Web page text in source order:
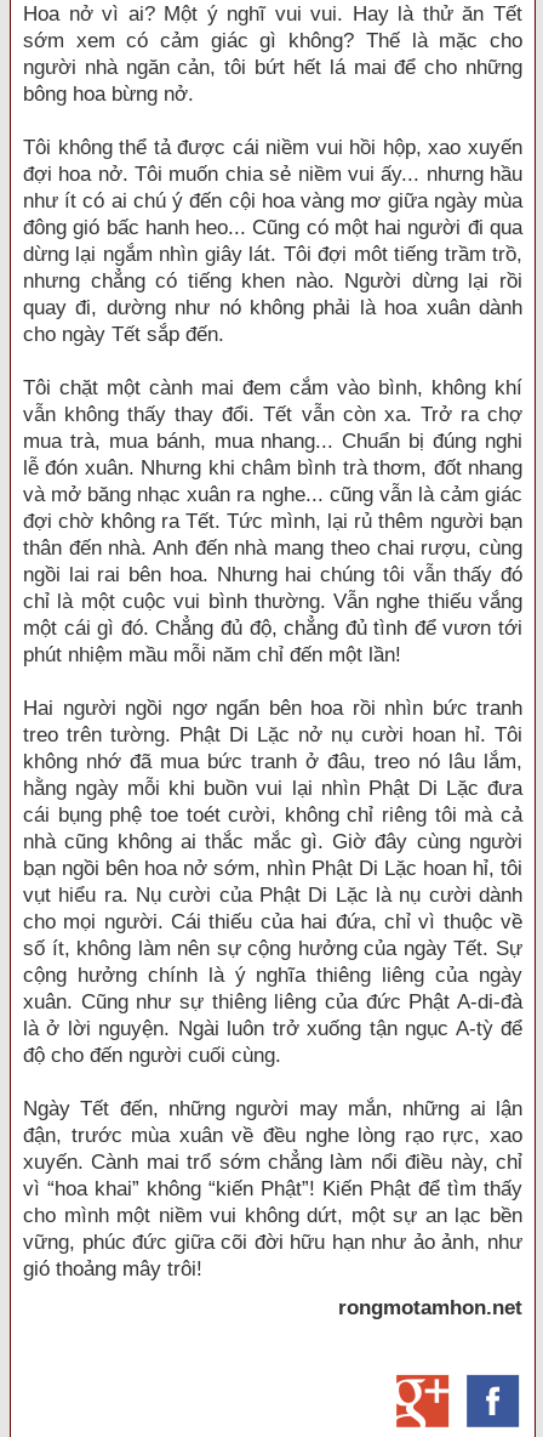
Hoa nở vì ai? Một ý nghĩ vui vui. Hay là thử ăn Tết
sớm xem có cảm giác gì không? Thế là mặc cho
người nhà ngăn cản, tôi bứt hết lá mai để cho những
bông hoa bừng nở.
Tôi không thể tả được cái niềm vui hồi hộp, xao xuyến
đợi hoa nở. Tôi muốn chia sẻ niềm vui ấy... nhưng hầu
như ít có ai chú ý đến cội hoa vàng mơ giữa ngày mùa
đông gió bấc hanh heo... Cũng có một hai người đi qua
dừng lại ngắm nhìn giây lát. Tôi đợi môt tiếng trầm trồ,
nhưng chẳng có tiếng khen nào. Người dừng lại rồi
quay đi, dường như nó không phải là hoa xuân dành
cho ngày Tết sắp đến.
Tôi chặt một cành mai đem cắm vào bình, không khí
vẫn không thấy thay đổi. Tết vẫn còn xa. Trở ra chợ
mua trà, mua bánh, mua nhang... Chuẩn bị đúng nghi
lễ đón xuân. Nhưng khi châm bình trà thơm, đốt nhang
và mở băng nhạc xuân ra nghe... cũng vẫn là cảm giác
đợi chờ không ra Tết. Tức mình, lại rủ thêm người bạn
thân đến nhà. Anh đến nhà mang theo chai rượu, cùng
ngồi lai rai bên hoa. Nhưng hai chúng tôi vẫn thấy đó
chỉ là một cuộc vui bình thường. Vẫn nghe thiếu vắng
một cái gì đó. Chẳng đủ độ, chẳng đủ tình để vươn tới
phút nhiệm mầu mỗi năm chỉ đến một lần!
Hai người ngồi ngơ ngẩn bên hoa rồi nhìn bức tranh
treo trên tường. Phật Di Lặc nở nụ cười hoan hỉ. Tôi
không nhớ đã mua bức tranh ở đâu, treo nó lâu lắm,
hằng ngày mỗi khi buồn vui lại nhìn Phật Di Lặc đưa
cái bụng phệ toe toét cười, không chỉ riêng tôi mà cả
nhà cũng không ai thắc mắc gì. Giờ đây cùng người
bạn ngồi bên hoa nở sớm, nhìn Phật Di Lặc hoan hỉ, tôi
vụt hiểu ra. Nụ cười của Phật Di Lặc là nụ cười dành
cho mọi người. Cái thiếu của hai đứa, chỉ vì thuộc về
số ít, không làm nên sự cộng hưởng của ngày Tết. Sự
cộng hưởng chính là ý nghĩa thiêng liêng của ngày
xuân. Cũng như sự thiêng liêng của đức Phật A-di-đà
là ở lời nguyện. Ngài luôn trở xuống tận ngục A-tỳ để
độ cho đến người cuối cùng.
Ngày Tết đến, những người may mắn, những ai lận
đận, trước mùa xuân về đều nghe lòng rạo rực, xao
xuyến. Cành mai trổ sớm chẳng làm nổi điều này, chỉ
vì “hoa khai” không “kiến Phật”! Kiến Phật để tìm thấy
cho mình một niềm vui không dứt, một sự an lạc bền
vững, phúc đức giữa cõi đời hữu hạn như ảo ảnh, như
gió thoảng mây trôi!
rongmotamhon.net